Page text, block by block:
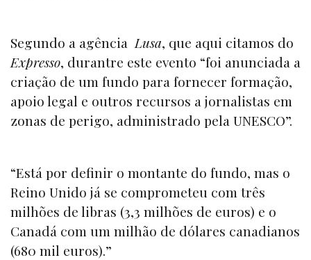
Segundo a agência Lusa, que aqui citamos do
Expresso, durantre este evento “foi anunciada a
criação de um fundo para fornecer formação,
apoio legal e outros recursos a jornalistas em
zonas de perigo, administrado pela UNESCO”.
“Está por definir o montante do fundo, mas o
Reino Unido já se comprometeu com três
milhões de libras (3,3 milhões de euros) e o
Canadá com um milhão de dólares canadianos
(680 mil euros).”